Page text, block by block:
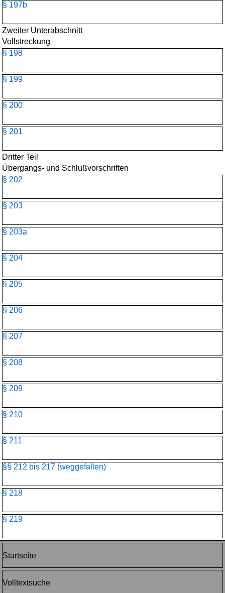
§ 197b
Zweiter Unterabschnitt
Vollstreckung
§ 198
§ 199
§ 200
§ 201
Dritter Teil
Übergangs- und Schlußvorschriften
§ 202
§ 203
§ 203a
§ 204
§ 205
§ 206
§ 207
§ 208
§ 209
§ 210
§ 211
§§ 212 bis 217 (weggefallen)
§ 218
§ 219
Startseite
Volltextsuche